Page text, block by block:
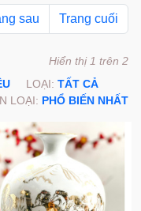
sau Trang cuối
Hiển thị 1 trên 2
LOẠI: TẤT CẢ
LOẠI: PHỔ BIẾN NHẤT